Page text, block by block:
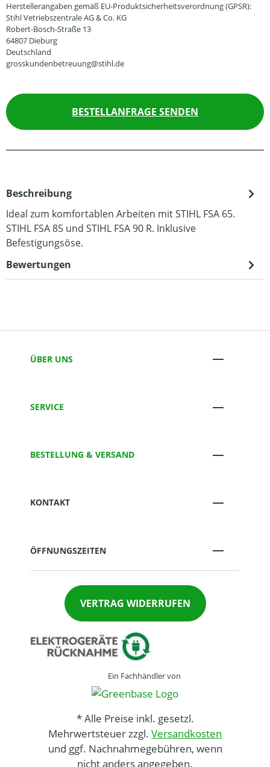
Herstellerangaben gemäß EU-Produktsicherheitsverordnung (GPSR):
Stihl Vetriebszentrale AG & Co. KG
Robert-Bosch-Straße 13
64807 Dieburg
Deutschland
grosskundenbetreuung@stihl.de
BESTELLANFRAGE SENDEN
Beschreibung
Ideal zum komfortablen Arbeiten mit STIHL FSA 65.
STIHL FSA 85 und STIHL FSA 90 R. Inklusive
Befestigungsöse.
Bewertungen
ÜBER UNS
SERVICE
BESTELLUNG & VERSAND
KONTAKT
ÖFFNUNGSZEITEN
VERTRAG WIDERRUFEN
Ein Fachhändler von
* Alle Preise inkl. gesetzl.
Mehrwertsteuer zzgl. Versandkosten
und ggf. Nachnahmegebühren, wenn
nicht anders angegeben.